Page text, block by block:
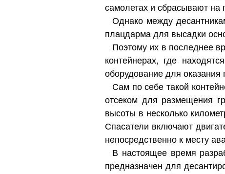
самолетах и сбрасывают на
Однако между
плацдарма для высадки
Поэтому их в последнее
контейнерах, где
оборудование для
Сам по себе такой
отсеком для размещения
высоты в несколько
Спасатели включают
непосредственно к месту
В настоящее время
предназначен для